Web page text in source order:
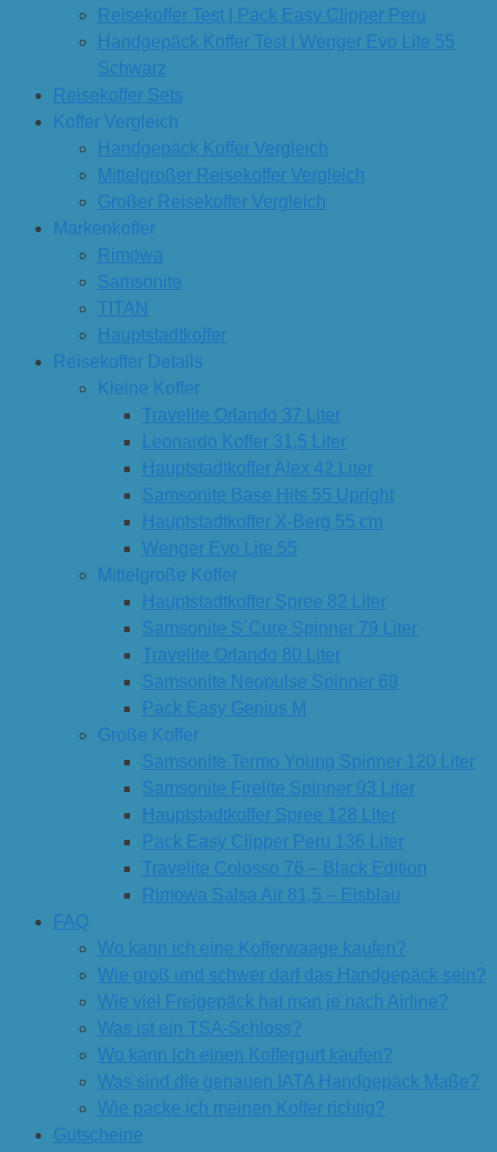
Reisekoffer Test | Pack Easy Clipper Peru
Handgepäck Koffer Test | Wenger Evo Lite 55
Schwarz
Reisekoffer Sets
Koffer Vergleich
Handgepäck Koffer Vergleich
Mittelgroßer Reisekoffer Vergleich
Großer Reisekoffer Vergleich
Markenkoffer
Rimowa
Samsonite
TITAN
Hauptstadtkoffer
Reisekoffer Details
Kleine Koffer
Travelite Orlando 37 Liter
Leonardo Koffer 31,5 Liter
Hauptstadtkoffer Alex 42 Liter
Samsonite Base Hits 55 Upright
Hauptstadtkoffer X-Berg 55 cm
Wenger Evo Lite 55
Mittelgroße Koffer
Hauptstadtkoffer Spree 82 Liter
Samsonite S´Cure Spinner 79 Liter
Travelite Orlando 80 Liter
Samsonite Neopulse Spinner 69
Pack Easy Genius M
Große Koffer
Samsonite Termo Young Spinner 120 Liter
Samsonite Firelite Spinner 93 Liter
Hauptstadtkoffer Spree 128 Liter
Pack Easy Clipper Peru 136 Liter
Travelite Colosso 76 – Black Edition
Rimowa Salsa Air 81,5 – Eisblau
FAQ
Wo kann ich eine Kofferwaage kaufen?
Wie groß und schwer darf das Handgepäck sein?
Wie viel Freigepäck hat man je nach Airline?
Was ist ein TSA-Schloss?
Wo kann ich einen Koffergurt kaufen?
Was sind die genauen IATA Handgepäck Maße?
Wie packe ich meinen Koffer richtig?
Gutscheine